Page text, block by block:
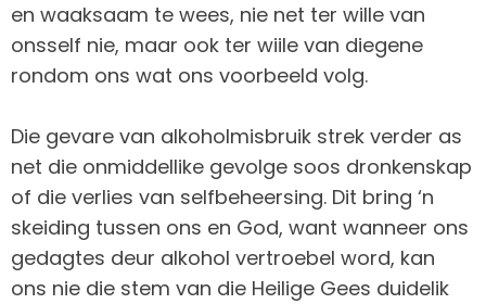
en waaksaam te wees, nie net ter wille van
onsself nie, maar ook ter wiile van diegene
rondom ons wat ons voorbeeld volg.
Die gevare van alkoholmisbruik strek verder as
net die onmiddellike gevolge soos dronkenskap
of die verlies van selfbeheersing. Dit bring ‘n
skeiding tussen ons en God, want wanneer ons
gedagtes deur alkohol vertroebel word, kan
ons nie die stem van die Heilige Gees duidelik